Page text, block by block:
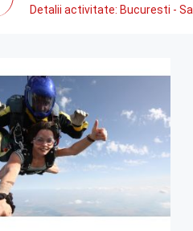
Detalii activitate: Bucuresti -